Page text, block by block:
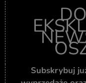
Subskrybuj